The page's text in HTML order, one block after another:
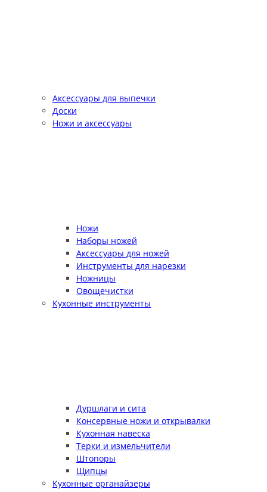
Аксессуары для выпечки
Доски
Ножи и аксессуары
Ножи
Наборы ножей
Аксессуары для ножей
Инструменты для нарезки
Ножницы
Овощечистки
Кухонные инструменты
Дуршлаги и сита
Консервные ножи и открывалки
Кухонная навеска
Терки и измельчители
Штопоры
Щипцы
Кухонные органайзеры